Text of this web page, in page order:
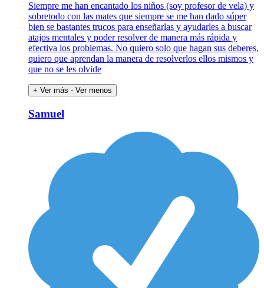
Siempre me han encantado los niños (soy profesor de vela) y
sobretodo con las mates que siempre se me han dado súper
bien se bastantes trucos para enseñarlas y ayudarles a buscar
atajos mentales y poder resolver de manera más rápida y
efectiva los problemas. No quiero solo que hagan sus deberes,
quiero que aprendan la manera de resolverlos ellos mismos y
que no se les olvide
+ Ver más - Ver menos
Samuel